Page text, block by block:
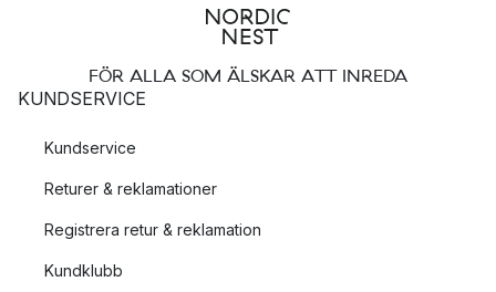
FÖR ALLA SOM ÄLSKAR ATT INREDA
KUNDSERVICE
Kundservice
Returer & reklamationer
Registrera retur & reklamation
Kundklubb